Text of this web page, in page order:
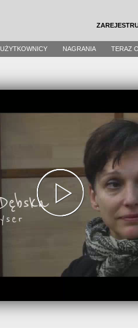
UŻYTKOWNICY NAGRANIA TERAZ